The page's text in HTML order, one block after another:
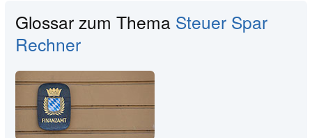
Glossar zum Thema Steuer Spar
Rechner